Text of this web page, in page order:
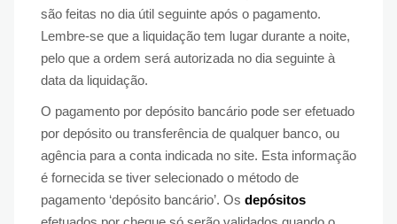
são feitas no dia útil seguinte após o pagamento.
Lembre-se que a liquidação tem lugar durante a noite,
pelo que a ordem será autorizada no dia seguinte à
data da liquidação.
O pagamento por depósito bancário pode ser efetuado
por depósito ou transferência de qualquer banco, ou
agência para a conta indicada no site. Esta informação
é fornecida se tiver selecionado o método de
pagamento ‘depósito bancário’. Os depósitos